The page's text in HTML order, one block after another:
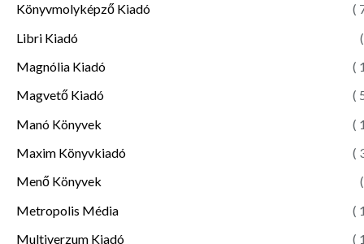
Könyvmolyképző Kiadó
(
Libri Kiadó
Magnólia Kiadó
(
Magvető Kiadó
(
Manó Könyvek
(
Maxim Könyvkiadó
(
Menő Könyvek
Metropolis Média
(
Multiverzum Kiadó
(